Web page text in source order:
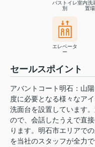
バストイレ
別
室内洗
置場
エレベータ
ー
セールスポイント
アバントコート明石：山
度に必要となる様々なア
洗面台を設置しています
ので、会話したうえで直
ります。明石市エリアで
を当社のスタッフが全力